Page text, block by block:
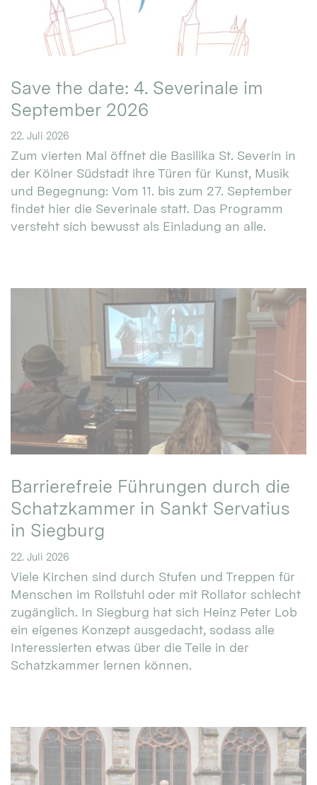
Save the date: 4. Severinale im
September 2026
22. Juli 2026
Zum vierten Mal öffnet die Basilika St. Severin in
der Kölner Südstadt ihre Türen für Kunst, Musik
und Begegnung: Vom 11. bis zum 27. September
findet hier die Severinale statt. Das Programm
versteht sich bewusst als Einladung an alle.
Barrierefreie Führungen durch die
Schatzkammer in Sankt Servatius
in Siegburg
22. Juli 2026
Viele Kirchen sind durch Stufen und Treppen für
Menschen im Rollstuhl oder mit Rollator schlecht
zugänglich. In Siegburg hat sich Heinz Peter Lob
ein eigenes Konzept ausgedacht, sodass alle
Interessierten etwas über die Teile in der
Schatzkammer lernen können.